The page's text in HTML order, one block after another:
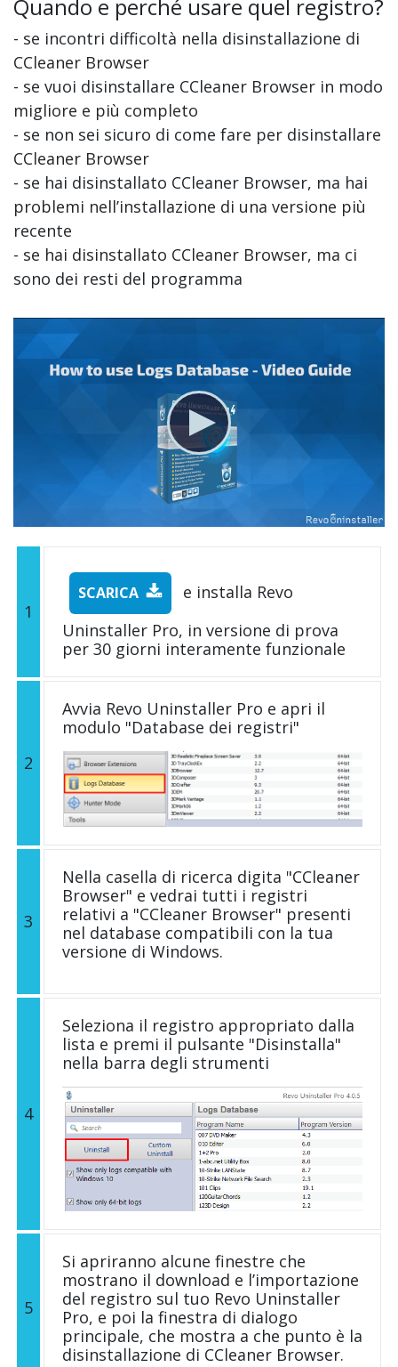
Quando e perché usare quel registro?
- se incontri difficoltà nella disinstallazione di
CCleaner Browser
- se vuoi disinstallare CCleaner Browser in modo
migliore e più completo
- se non sei sicuro di come fare per disinstallare
CCleaner Browser
- se hai disinstallato CCleaner Browser, ma hai
problemi nell’installazione di una versione più
recente
- se hai disinstallato CCleaner Browser, ma ci
sono dei resti del programma
1
SCARICA
e installa Revo
Uninstaller Pro, in versione di prova
per 30 giorni interamente funzionale
2
Avvia Revo Uninstaller Pro e apri il
modulo "Database dei registri"
3
Nella casella di ricerca digita "CCleaner
Browser" e vedrai tutti i registri
relativi a "CCleaner Browser" presenti
nel database compatibili con la tua
versione di Windows.
4
Seleziona il registro appropriato dalla
lista e premi il pulsante "Disinstalla"
nella barra degli strumenti
5
Si apriranno alcune finestre che
mostrano il download e l’importazione
del registro sul tuo Revo Uninstaller
Pro, e poi la finestra di dialogo
principale, che mostra a che punto è la
disinstallazione di CCleaner Browser.